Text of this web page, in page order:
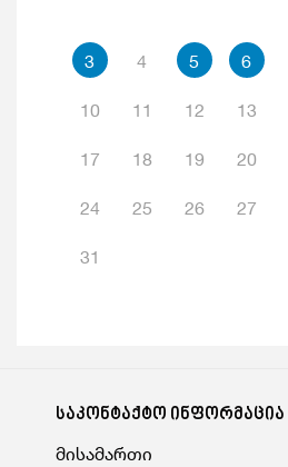
3 4 5 6
10 11 12 13
17 18 19 20
24 25 26 27
31
საკონტაქტო ინფორმაცია
მისამართი